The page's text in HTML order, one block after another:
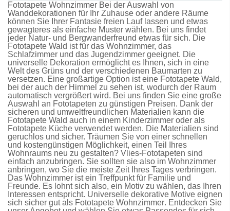
Fototapete Wohnzimmer Bei der Auswahl von
Wanddekorationen für Ihr Zuhause oder andere Räume
können Sie Ihrer Fantasie freien Lauf lassen und etwas
gewagteres als einfache Muster wählen. Bei uns findet
jeder Natur- und Bergwanderfreund etwas für sich. Die
Fototapete Wald ist für das Wohnzimmer, das
Schlafzimmer und das Jugendzimmer geeignet. Die
universelle Dekoration ermöglicht es Ihnen, sich in eine
Welt des Grüns und der verschiedenen Baumarten zu
versetzen. Eine großartige Option ist eine Fototapete Wald,
bei der auch der Himmel zu sehen ist, wodurch der Raum
automatisch vergrößert wird. Bei uns finden Sie eine große
Auswahl an Fototapeten zu günstigen Preisen. Dank der
sicheren und umweltfreundlichen Materialien kann die
Fototapete Wald auch in einem Kinderzimmer oder als
Fototapete Küche verwendet werden. Die Materialien sind
geruchlos und sicher. Träumen Sie von einer schnellen
und kostengünstigen Möglichkeit, einen Teil Ihres
Wohnraums neu zu gestalten? Vlies-Fototapeten sind
einfach anzubringen. Sie sollten sie also im Wohnzimmer
anbringen, wo Sie die meiste Zeit Ihres Tages verbringen.
Das Wohnzimmer ist ein Treffpunkt für Familie und
Freunde. Es lohnt sich also, ein Motiv zu wählen, das Ihren
Interessen entspricht. Universelle dekorative Motive eignen
sich sicher gut als Fototapete Wohnzimmer. Entdecken Sie